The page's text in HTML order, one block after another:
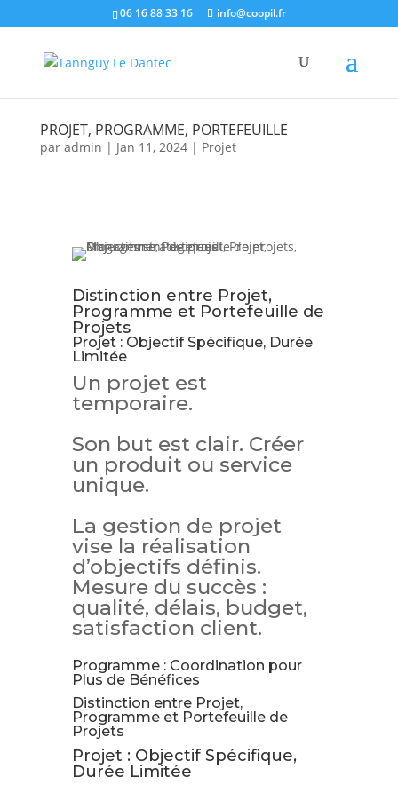
06 16 88 33 16 info@coopil.fr
PROJET, PROGRAMME, PORTEFEUILLE
par admin | Jan 11, 2024| Projet
Distinction entre Projet,
Programme et Portefeuille de
Projets
Projet : Objectif Spécifique, Durée
Limitée
Un projet est
temporaire.
Son but est clair. Créer
un produit ou service
unique.
La gestion de projet
vise la réalisation
d’objectifs définis.
Mesure du succès :
qualité, délais, budget,
satisfaction client.
Programme : Coordination pour
Plus de Bénéfices
Distinction entre Projet,
Programme et Portefeuille de
Projets
Projet : Objectif Spécifique,
Durée Limitée